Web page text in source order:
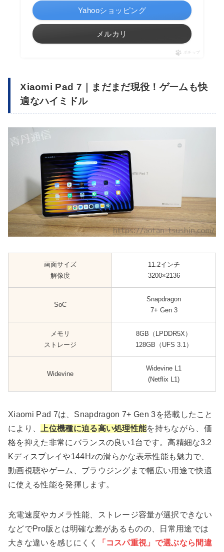
Yahooショッピング
メルカリ
ポチップ
Xiaomi Pad 7｜まだまだ現役！ゲームも快
適なハイミドル
画面サイズ
解像度
11.2インチ
3200×2136
SoC
Snapdragon
7+ Gen 3
メモリ
ストレージ
8GB（LPDDR5X）
128GB（UFS 3.1）
Widevine
Widevine L1
(Netflix L1)
Xiaomi Pad 7は、Snapdragon 7+ Gen 3を搭載したこと
により、
上位機種に迫る高い処理性能を持ちながら、価
格を抑えた非常にバランスの良い1台です。高精細な3.2
Kディスプレイや144Hzの滑らかな表示性能も魅力で、
動画視聴やゲーム、ブラウジングまで幅広い用途で快適
に使える性能を発揮します。
充電速度やカメラ性能、ストレージ容量が選択できない
などでPro版とは明確な差があるものの、日常用途では
大きな違いを感じにくく
「コスパ重視」で選ぶなら間違